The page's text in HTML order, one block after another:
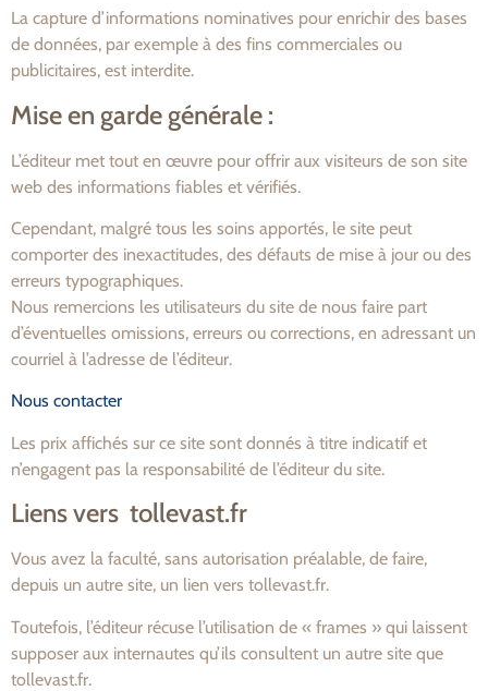
La capture d’informations nominatives pour enrichir des bases
de données, par exemple à des fins commerciales ou
publicitaires, est interdite.
Mise en garde générale :
L’éditeur met tout en œuvre pour offrir aux visiteurs de son site
web des informations fiables et vérifiés.
Cependant, malgré tous les soins apportés, le site peut
comporter des inexactitudes, des défauts de mise à jour ou des
erreurs typographiques.
Nous remercions les utilisateurs du site de nous faire part
d’éventuelles omissions, erreurs ou corrections, en adressant un
courriel à l’adresse de l’éditeur.
Nous contacter
Les prix affichés sur ce site sont donnés à titre indicatif et
n’engagent pas la responsabilité de l’éditeur du site.
Liens vers tollevast.fr
Vous avez la faculté, sans autorisation préalable, de faire,
depuis un autre site, un lien vers tollevast.fr.
Toutefois, l’éditeur récuse l’utilisation de « frames » qui laissent
supposer aux internautes qu’ils consultent un autre site que
tollevast.fr.